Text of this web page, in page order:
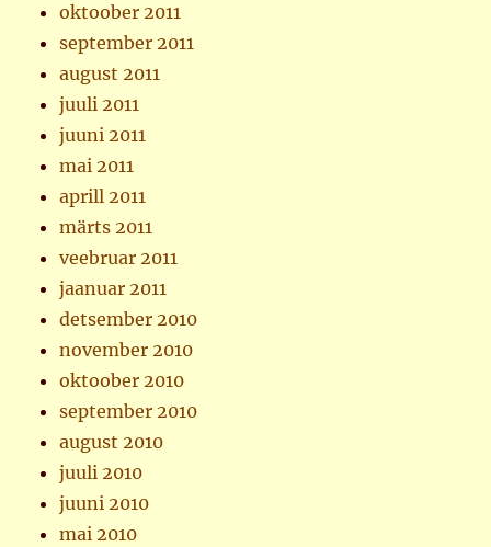
oktoober 2011
september 2011
august 2011
juuli 2011
juuni 2011
mai 2011
aprill 2011
märts 2011
veebruar 2011
jaanuar 2011
detsember 2010
november 2010
oktoober 2010
september 2010
august 2010
juuli 2010
juuni 2010
mai 2010